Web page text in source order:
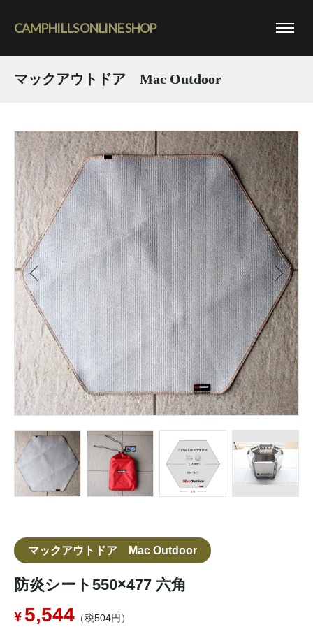
CAMPHILLS ONLINE SHOP
マックアウトドア Mac Outdoor
マックアウトドア Mac Outdoor
防炎シート550×477 六角
5,544 （税504円）